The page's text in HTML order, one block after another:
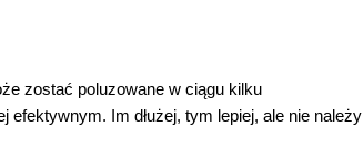
zostać poluzowane w ciągu kilku
Im dłużej, tym lepiej, ale nie należy